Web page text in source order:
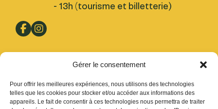
Gérer le consentement
Pour offrir les meilleures expériences, nous utilisons des technologies
telles que les cookies pour stocker et/ou accéder aux informations des
appareils. Le fait de consentir à ces technologies nous permettra de traiter
- 13h (tourisme et billetterie)
Nous trouver
Inscription Newsletter